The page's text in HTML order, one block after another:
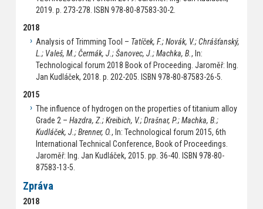
2019. p. 273-278. ISBN 978-80-87583-30-2.
2018
Analysis of Trimming Tool – Tatíček, F.; Novák, V.; Chrášťanský,
L.; Valeš, M.; Čermák, J.; Šanovec, J.; Machka, B. , In:
Technological forum 2018 Book of Proceeding. Jaroměř: Ing.
Jan Kudláček, 2018. p. 202-205. ISBN 978-80-87583-26-5.
2015
The influence of hydrogen on the properties of titanium alloy
Grade 2 – Hazdra, Z.; Kreibich, V.; Drašnar, P.; Machka, B.;
Kudláček, J.; Brenner, O., In: Technological forum 2015, 6th
International Technical Conference, Book of Proceedings.
Jaroměř: Ing. Jan Kudláček, 2015. pp. 36-40. ISBN 978-80-
87583-13-5.
Zpráva
2018